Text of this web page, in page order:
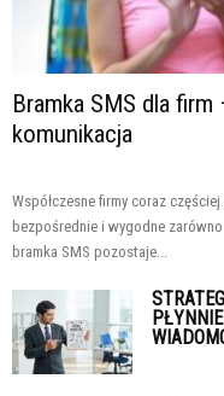
Bramka SMS dla
komunikacja
Współczesne firmy coraz
bezpośrednie i wygodne
bramka SMS pozostaje...